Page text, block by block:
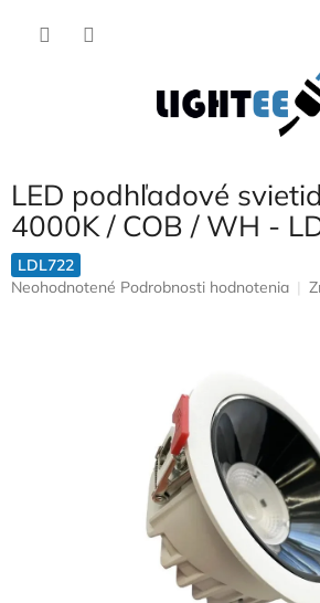
LED podhľadové
4000K / COB / WH -
LDL722
Priemerné
Neohodnotené Podrobnosti hodnotenia